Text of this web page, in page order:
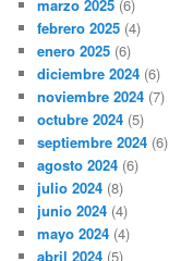
marzo 2025 (6)
febrero 2025 (4)
enero 2025 (6)
diciembre 2024 (6)
noviembre 2024 (7)
octubre 2024 (5)
septiembre 2024 (6)
agosto 2024 (6)
julio 2024 (8)
junio 2024 (4)
mayo 2024 (4)
abril 2024 (5)